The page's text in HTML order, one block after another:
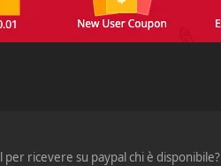
ricevere su paypal chi è disponibile?